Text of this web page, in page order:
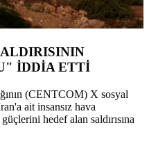
İDDİA ETTİ
(CENTCOM) X sosyal
ait insansız hava
hedef alan saldırısına